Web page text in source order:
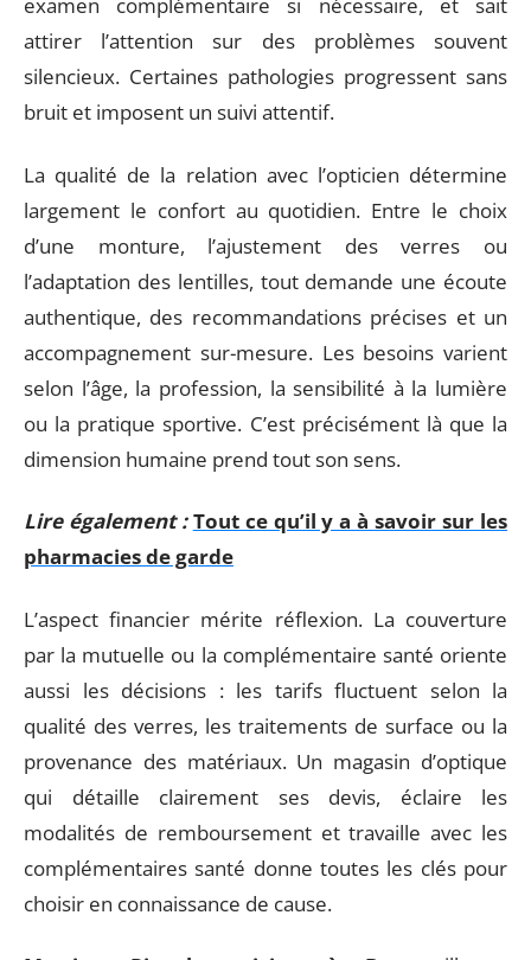
attirer l’attention sur des problèmes souvent
silencieux. Certaines pathologies progressent sans
bruit et imposent un suivi attentif.
La qualité de la relation avec l’opticien détermine
largement le confort au quotidien. Entre le choix
d’une monture, l’ajustement des verres ou
l’adaptation des lentilles, tout demande une écoute
authentique, des recommandations précises et un
accompagnement sur-mesure. Les besoins varient
selon l’âge, la profession, la sensibilité à la lumière
ou la pratique sportive. C’est précisément là que la
dimension humaine prend tout son sens.
Lire également : Tout ce qu’il y a à savoir sur les
pharmacies de garde
L’aspect financier mérite réflexion. La couverture
par la mutuelle ou la complémentaire santé oriente
aussi les décisions : les tarifs fluctuent selon la
qualité des verres, les traitements de surface ou la
provenance des matériaux. Un magasin d’optique
qui détaille clairement ses devis, éclaire les
modalités de remboursement et travaille avec les
complémentaires santé donne toutes les clés pour
choisir en connaissance de cause.